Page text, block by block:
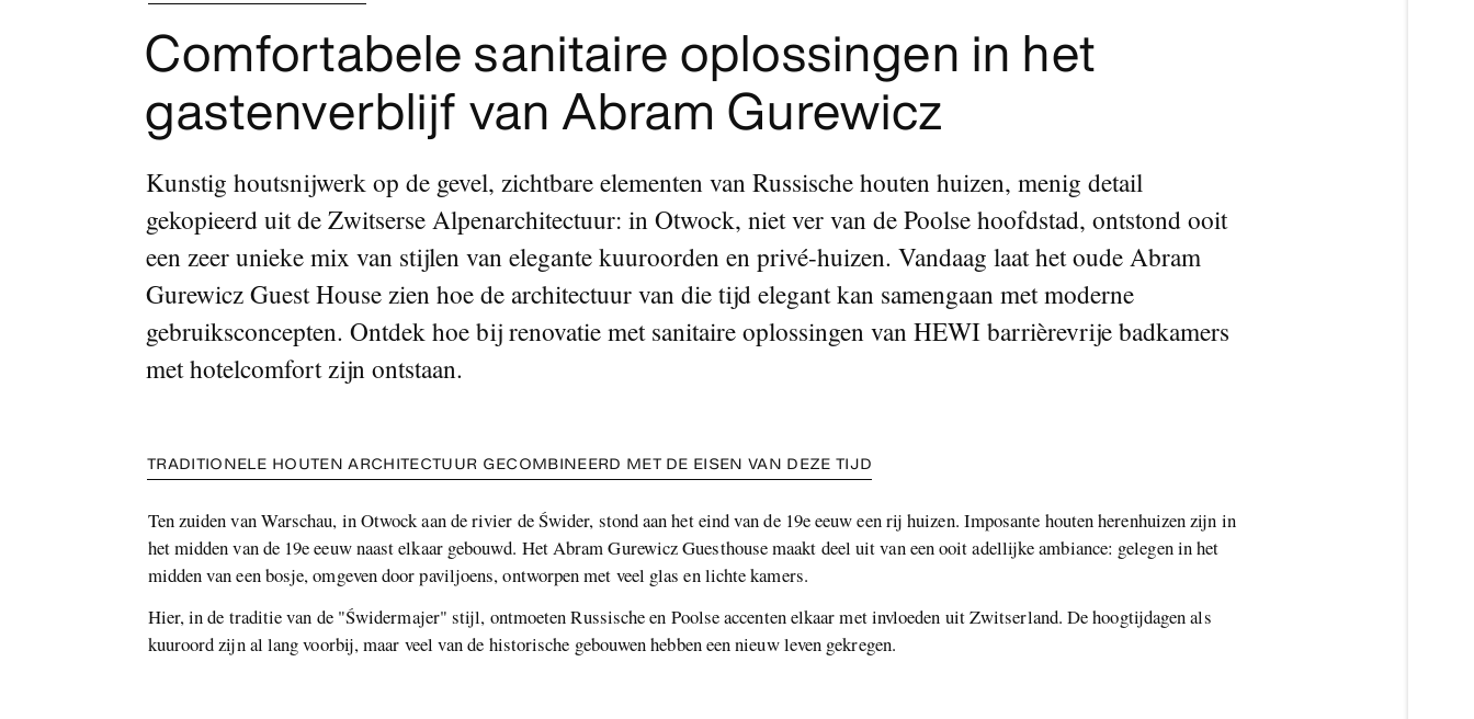
Comfortabele sanitaire oplossingen in het
gastenverblijf van Abram Gurewicz
Kunstig houtsnijwerk op de gevel, zichtbare elementen van Russische houten huizen, menig detail
gekopieerd uit de Zwitserse Alpenarchitectuur: in Otwock, niet ver van de Poolse hoofdstad, ontstond ooit
een zeer unieke mix van stijlen van elegante kuuroorden en privé-huizen. Vandaag laat het oude Abram
Gurewicz Guest House zien hoe de architectuur van die tijd elegant kan samengaan met moderne
gebruiksconcepten. Ontdek hoe bij renovatie met sanitaire oplossingen van HEWI barrièrevrije badkamers
met hotelcomfort zijn ontstaan.
TRADITIONELE HOUTEN ARCHITECTUUR GECOMBINEERD MET DE EISEN VAN DEZE TIJD
Ten zuiden van Warschau, in Otwock aan de rivier de Świder, stond aan het eind van de 19e eeuw een rij huizen. Imposante houten herenhuizen zijn in
het midden van de 19e eeuw naast elkaar gebouwd. Het Abram Gurewicz Guesthouse maakt deel uit van een ooit adellijke ambiance: gelegen in het
midden van een bosje, omgeven door paviljoens, ontworpen met veel glas en lichte kamers.
Hier, in de traditie van de "Świdermajer" stijl, ontmoeten Russische en Poolse accenten elkaar met invloeden uit Zwitserland. De hoogtijdagen als
kuuroord zijn al lang voorbij, maar veel van de historische gebouwen hebben een nieuw leven gekregen.